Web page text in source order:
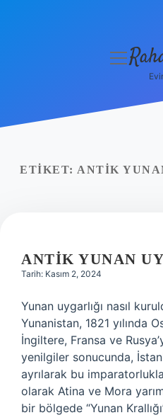
Yasal Uyarı
menüyü
ETIKET: ANTIK
ANTIK YUNAN
Tarih: Kasım 2, 2024
Yunan uygarlığı nasıl
Yunanistan, 1821 yılında
İngiltere, Fransa ve
yenilgiler sonucunda,
ayrılarak bu
olarak Atina ve Mora
bir bölgede “Yunan